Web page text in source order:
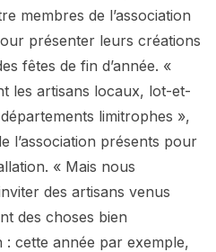
membres de l’association
présenter leurs créations
fêtes de fin d’année. «
les artisans locaux, lot-et-
limitrophes »,
l’association présents pour
« Mais nous
des artisans venus
des choses bien
cette année par exemple,